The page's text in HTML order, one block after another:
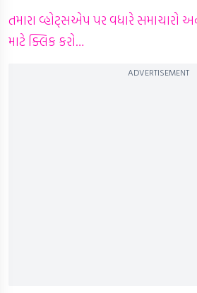
તમારા વ્હોટ્સએપ પર વધારે સમાચારો
માટે ક્લિક કરો…
ADVERTISEMENT